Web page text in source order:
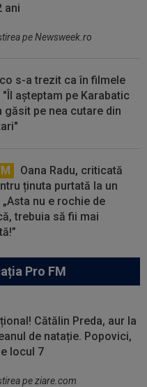
ani
pe Newsweek.ro
s-a trezit ca în filmele
"Îl așteptam pe Karabatic
găsit pe nea cutare din
Oana Radu, criticată
ținuta purtată la un
nu e rochie de
trebuia să fii mai
Pro FM
Cătălin Preda, aur la
de natație. Popovici,
locul 7
pe ziare.com